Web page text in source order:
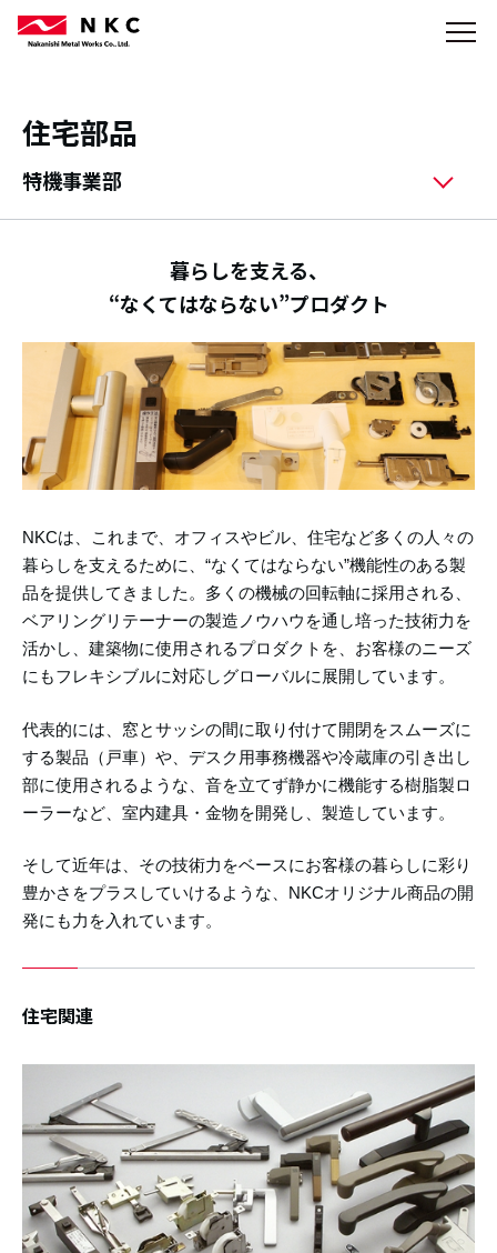
住宅部品
特機事業部
暮らしを支える、
“なくてはならない”プロダクト
NKCは、これまで、オフィスやビル、住宅など多くの人々の
暮らしを支えるために、“なくてはならない”機能性のある製
品を提供してきました。多くの機械の回転軸に採用される、
ベアリングリテーナーの製造ノウハウを通し培った技術力を
活かし、建築物に使用されるプロダクトを、お客様のニーズ
にもフレキシブルに対応しグローバルに展開しています。
代表的には、窓とサッシの間に取り付けて開閉をスムーズに
する製品（戸車）や、デスク用事務機器や冷蔵庫の引き出し
部に使用されるような、音を立てず静かに機能する樹脂製ロ
ーラーなど、室内建具・金物を開発し、製造しています。
そして近年は、その技術力をベースにお客様の暮らしに彩り
豊かさをプラスしていけるような、NKCオリジナル商品の開
発にも力を入れています。
住宅関連